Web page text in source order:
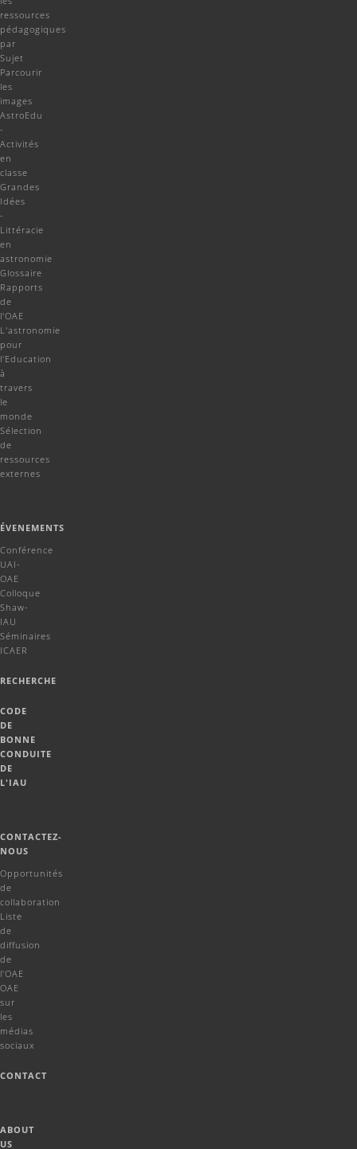
ressources
pédagogiques
par
Sujet
Parcourir
les
images
AstroEdu
-
Activités
en
classe
Grandes
Idées
-
Littéracie
en
astronomie
Glossaire
Rapports
de
l'OAE
L'astronomie
pour
l'Education
à
travers
le
monde
Sélection
de
ressources
externes
ÉVENEMENTS
Conférence
UAI-
OAE
Colloque
Shaw-
IAU
Séminaires
ICAER
RECHERCHE
CODE
DE
BONNE
CONDUITE
DE
L'IAU
CONTACTEZ-
NOUS
Opportunités
de
collaboration
Liste
de
diffusion
de
l'OAE
OAE
sur
les
médias
sociaux
CONTACT
ABOUT
US